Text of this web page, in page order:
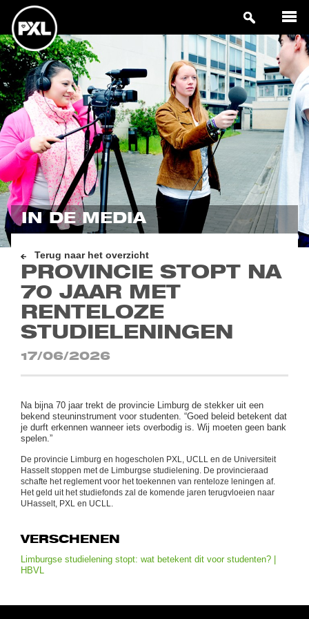
IN DE MEDIA
Terug naar het overzicht
PROVINCIE STOPT NA
70 JAAR MET
RENTELOZE
STUDIELENINGEN
17/06/2026
Na bijna 70 jaar trekt de provincie Limburg de stekker uit een
bekend steuninstrument voor studenten. “Goed beleid betekent dat
je durft erkennen wanneer iets overbodig is. Wij moeten geen bank
spelen.”
De provincie Limburg en hogescholen PXL, UCLL en de Universiteit
Hasselt stoppen met de Limburgse studielening. De provincieraad
schafte het reglement voor het toekennen van renteloze leningen af.
Het geld uit het studiefonds zal de komende jaren terugvloeien naar
UHasselt, PXL en UCLL.
VERSCHENEN
Limburgse studielening stopt: wat betekent dit voor studenten? |
HBVL